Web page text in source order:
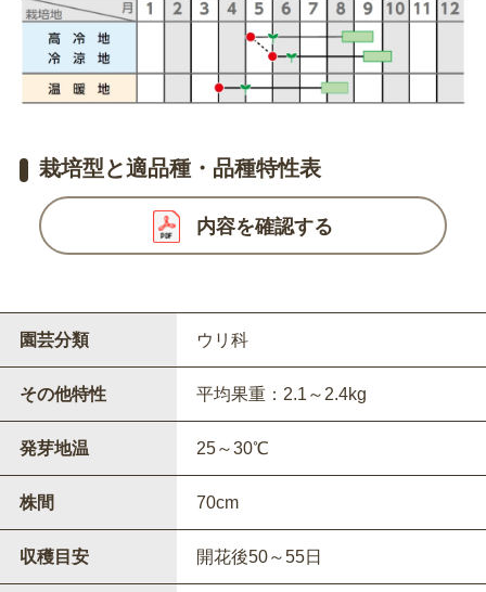
栽培型と適品種・品種特性表
内容を確認する
園芸分類 ウリ科
その他特性 平均果重：2.1～2.4kg
発芽地温 25～30℃
株間 70cm
収穫目安 開花後50～55日